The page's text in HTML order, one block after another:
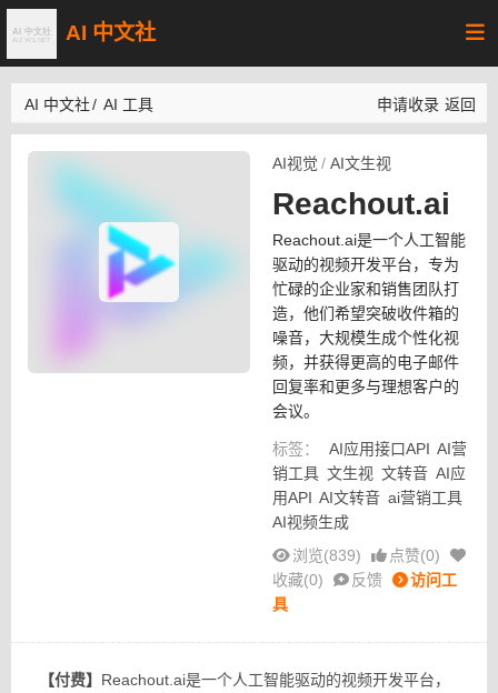
AI 中文社
AI 中文社/ AI 工具 申请收录 返回
AI视觉 / AI文生视
Reachout.ai
Reachout.ai是一个人工智能
驱动的视频开发平台，专为
忙碌的企业家和销售团队打
造，他们希望突破收件箱的
噪音，大规模生成个性化视
频，并获得更高的电子邮件
回复率和更多与理想客户的
会议。
标签： AI应用接口API AI营
销工具 文生视 文转音 AI应
用API AI文转音 ai营销工具
AI视频生成
浏览(839)
点赞(0)
收藏(0) 反馈
访问工
具
【付费】 Reachout.ai是一个人工智能驱动的视频开发平台，